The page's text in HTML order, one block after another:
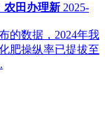
农田办理新 2025-
的数据，2024年我
肥操纵率已提拔至